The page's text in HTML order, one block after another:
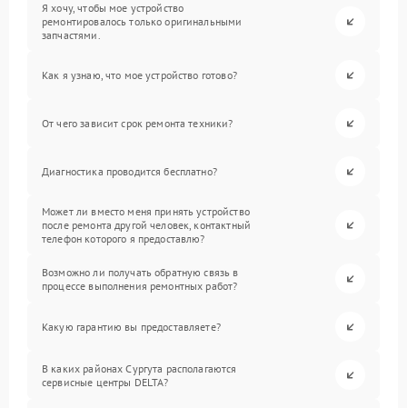
Я хочу, чтобы мое устройство
ремонтировалось только оригинальными
запчастями.
Как я узнаю, что мое устройство готово?
От чего зависит срок ремонта техники?
Диагностика проводится бесплатно?
Может ли вместо меня принять устройство
после ремонта другой человек, контактный
телефон которого я предоставлю?
Возможно ли получать обратную связь в
процессе выполнения ремонтных работ?
Какую гарантию вы предоставляете?
В каких районах Сургута располагаются
сервисные центры DELTA?